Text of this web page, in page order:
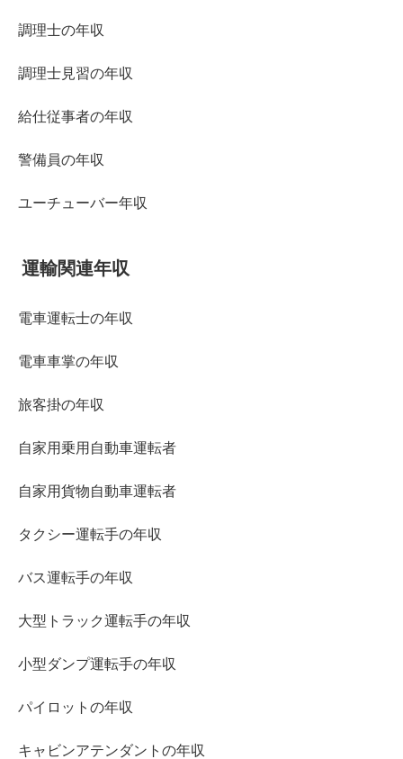
調理士の年収
調理士見習の年収
給仕従事者の年収
警備員の年収
ユーチューバー年収
運輸関連年収
電車運転士の年収
電車車掌の年収
旅客掛の年収
自家用乗用自動車運転者
自家用貨物自動車運転者
タクシー運転手の年収
バス運転手の年収
大型トラック運転手の年収
小型ダンプ運転手の年収
パイロットの年収
キャビンアテンダントの年収